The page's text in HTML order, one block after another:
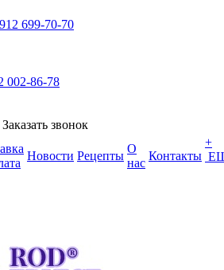
699-70-70
002-86-78
Заказать звонок
Новости Рецепты
О
нас
Контакты
+